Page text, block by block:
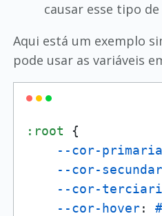
causar esse tipo
Aqui está um exemplo
pode usar as variáveis
:root {
--cor-primaria
--cor-
--cor-
--cor-hover: